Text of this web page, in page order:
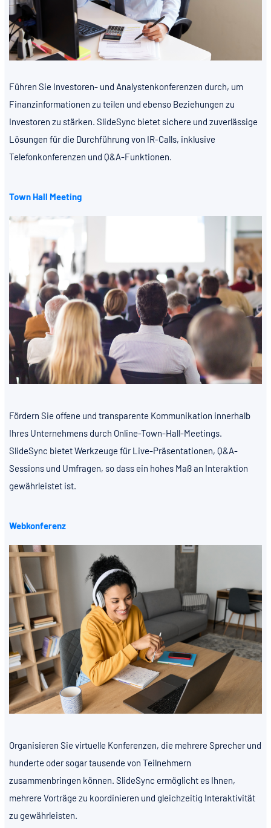
Führen Sie Investoren- und Analystenkonferenzen durch, um
Finanzinformationen zu teilen und ebenso Beziehungen zu
Investoren zu stärken. SlideSync bietet sichere und zuverlässige
Lösungen für die Durchführung von IR-Calls, inklusive
Telefonkonferenzen und Q&A-Funktionen.
Town Hall Meeting
Fördern Sie offene und transparente Kommunikation innerhalb
Ihres Unternehmens durch Online-Town-Hall-Meetings.
SlideSync bietet Werkzeuge für Live-Präsentationen, Q&A-
Sessions und Umfragen, so dass ein hohes Maß an Interaktion
gewährleistet ist.
Webkonferenz
Organisieren Sie virtuelle Konferenzen, die mehrere Sprecher und
hunderte oder sogar tausende von Teilnehmern
zusammenbringen können. SlideSync ermöglicht es Ihnen,
mehrere Vorträge zu koordinieren und gleichzeitig Interaktivität
zu gewährleisten.